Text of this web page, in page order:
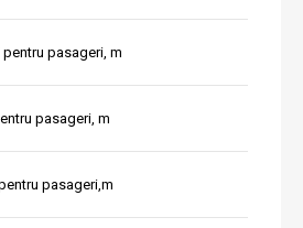
pasageri, m
pasageri, m
pasageri,m